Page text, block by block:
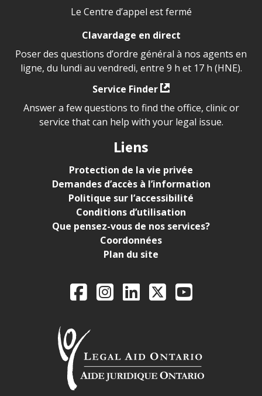
Le Centre d’appel est fermé
Clavardage en direct
Poser des questions d’ordre général à nos agents en
ligne, du lundi au vendredi, entre 9 h et 17 h (HNE).
Service Finder
Answer a few questions to find the office, clinic or
service that can help with your legal issue.
Liens
Protection de la vie privée
Demandes d’accès à l’information
Politique sur l’accessibilité
Conditions d’utilisation
Que pensez-vous de nos services?
Coordonnées
Plan du site
Legal Aid Ontario
FacebookInstagram
LinkedIn
X YouTube